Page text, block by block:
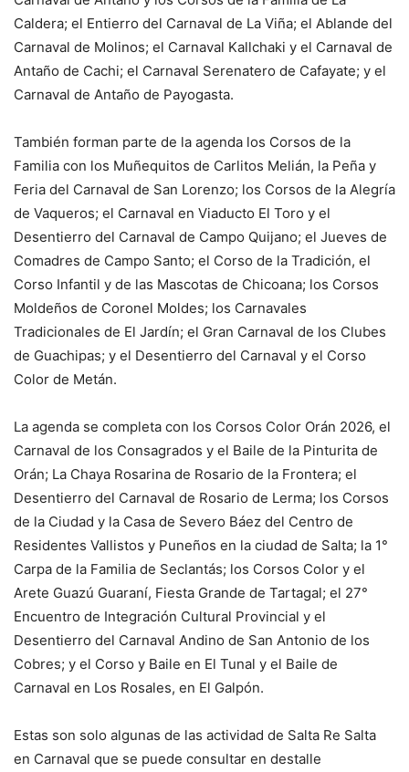
Caldera; el Entierro del Carnaval de La Viña; el Ablande del
Carnaval de Molinos; el Carnaval Kallchaki y el Carnaval de
Antaño de Cachi; el Carnaval Serenatero de Cafayate; y el
Carnaval de Antaño de Payogasta.
También forman parte de la agenda los Corsos de la
Familia con los Muñequitos de Carlitos Melián, la Peña y
Feria del Carnaval de San Lorenzo; los Corsos de la Alegría
de Vaqueros; el Carnaval en Viaducto El Toro y el
Desentierro del Carnaval de Campo Quijano; el Jueves de
Comadres de Campo Santo; el Corso de la Tradición, el
Corso Infantil y de las Mascotas de Chicoana; los Corsos
Moldeños de Coronel Moldes; los Carnavales
Tradicionales de El Jardín; el Gran Carnaval de los Clubes
de Guachipas; y el Desentierro del Carnaval y el Corso
Color de Metán.
La agenda se completa con los Corsos Color Orán 2026, el
Carnaval de los Consagrados y el Baile de la Pinturita de
Orán; La Chaya Rosarina de Rosario de la Frontera; el
Desentierro del Carnaval de Rosario de Lerma; los Corsos
de la Ciudad y la Casa de Severo Báez del Centro de
Residentes Vallistos y Puneños en la ciudad de Salta; la 1°
Carpa de la Familia de Seclantás; los Corsos Color y el
Arete Guazú Guaraní, Fiesta Grande de Tartagal; el 27°
Encuentro de Integración Cultural Provincial y el
Desentierro del Carnaval Andino de San Antonio de los
Cobres; y el Corso y Baile en El Tunal y el Baile de
Carnaval en Los Rosales, en El Galpón.
Estas son solo algunas de las actividad de Salta Re Salta
en Carnaval que se puede consultar en destalle